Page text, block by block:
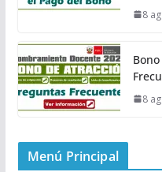
8
8
Menú Principal